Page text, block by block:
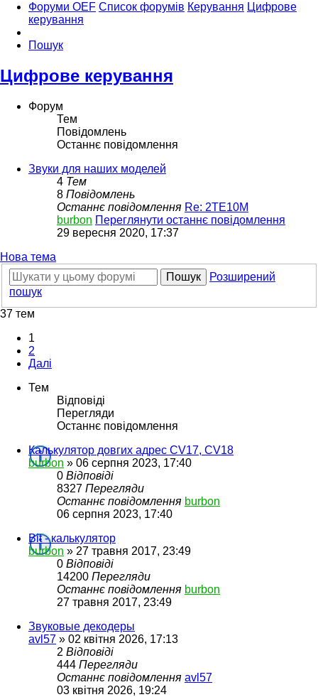
Форуми OEF Список форумів Керування Цифрове
керування
Пошук
Цифрове керування
Форум
Тем
Повідомлень
Останнє повідомлення
Звуки для наших моделей
4 Тем
8 Повідомлень
Останнє повідомлення Re: 2ТЕ10М
burbon Переглянути останнє повідомлення
29 вересня 2020, 17:37
Нова тема
Пошук
Розширений
пошук
37 тем
1
2
Далі
Тем
Відповіді
Перегляди
Останнє повідомлення
Калькулятор довгих адрес CV17, CV18
burbon » 06 серпня 2023, 17:40
0 Відповіді
8327 Перегляди
Останнє повідомлення burbon
06 серпня 2023, 17:40
Bit - калькулятор
burbon » 27 травня 2017, 23:49
0 Відповіді
14200 Перегляди
Останнє повідомлення burbon
27 травня 2017, 23:49
Звуковые декодеры
avl57 » 02 квітня 2026, 17:13
2 Відповіді
444 Перегляди
Останнє повідомлення avl57
03 квітня 2026, 19:24